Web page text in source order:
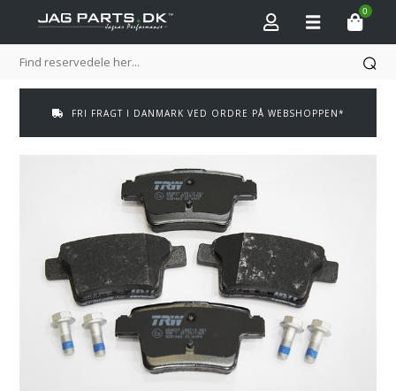
0
FRI FRAGT I DANMARK VED ORDRE PÅ WEBSHOPPEN*